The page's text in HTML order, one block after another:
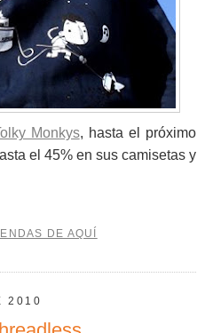
Monkys, hasta el próximo
el 45% en sus camisetas y
DE AQUÍ
2010